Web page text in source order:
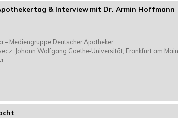
& Interview mit Dr. Armin Hoffmann
– Mediengruppe Deutscher Apotheker
Johann Wolfgang Goethe-Universität, Frankfurt am Main